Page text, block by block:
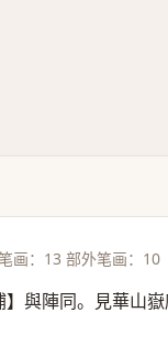
画：13 部外笔画：10
】與陣同。見華山